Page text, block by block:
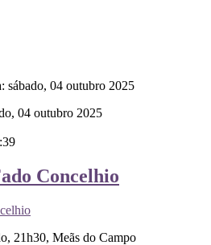
sábado, 04 outubro 2025
04 outubro 2025
Concelhio
21h30, Meãs do Campo